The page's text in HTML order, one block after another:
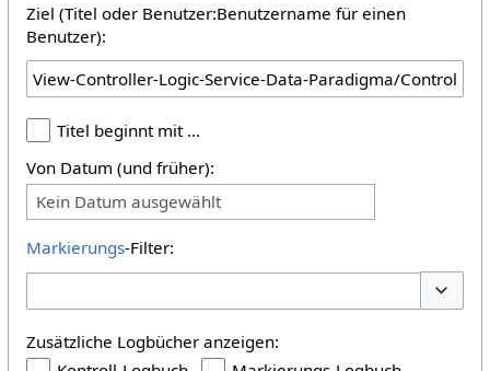
Ziel (Titel oder Benutzer:Benutzername für einen
Benutzer):
Titel beginnt mit …
Von Datum (und früher):
Kein Datum ausgewählt
Markierungs-Filter:
Zusätzliche Logbücher anzeigen: